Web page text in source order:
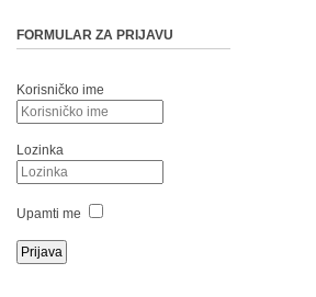
FORMULAR ZA PRIJAVU
Korisničko ime
Lozinka
Upamti me